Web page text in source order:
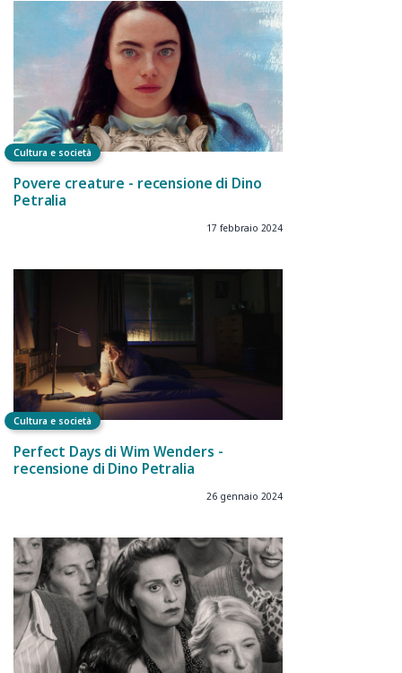
Cultura e società
Povere creature - recensione di Dino
Petralia
17 febbraio 2024
Cultura e società
Perfect Days di Wim Wenders -
recensione di Dino Petralia
26 gennaio 2024